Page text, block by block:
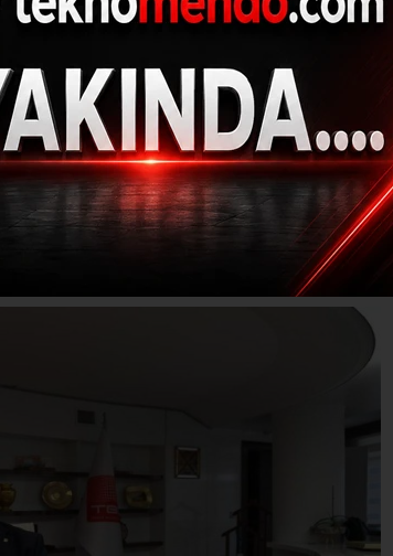
Birliği
seçildi
Haber Ajansı | 31.05.2023 - 15:05, Güncelleme: